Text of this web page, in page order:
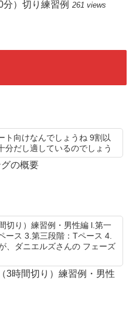
分）切り練習例 261 views
ト向けなんでしょうね 9割以
分だし適しているのでしょう
の概要
切り）練習例・男性編 l.第一
ース 3.第三段階：Tペース 4.
、ダニエルズさんの フェーズ
3時間切り）練習例・男性